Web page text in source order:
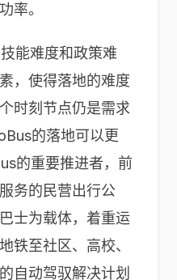
率。
能难度和政策难
，使得落地的难度
时刻节点仍是需求
的落地可以更
的重要推进者，前
务的民营出行公
士为载体，着重运
铁至社区、高校、
自动驾驭解决计划